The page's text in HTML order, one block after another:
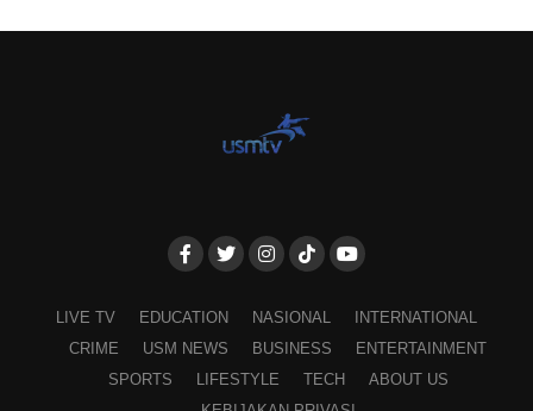
LIVE TV EDUCATION NASIONAL
INTERNATIONAL
CRIME
USM NEWS BUSINESS
ENTERTAINMENT
SPORTS
LIFESTYLE TECH
ABOUT US